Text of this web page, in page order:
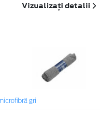
Vizualizați detalii
gri